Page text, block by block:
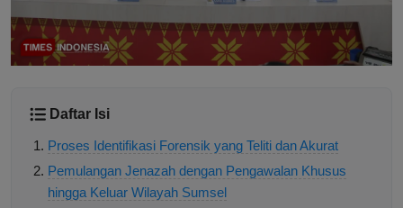
Daftar Isi
Proses Identifikasi Forensik yang Teliti dan Akurat
Pemulangan Jenazah dengan Pengawalan Khusus
hingga Keluar Wilayah Sumsel